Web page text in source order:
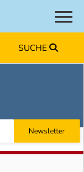
SUCHE
Newsletter